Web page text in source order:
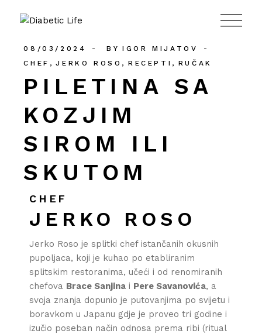
08/03/2024 BY IGOR MIJATOV
CHEF
JERKO ROSO RECEPTI RUČAK
PILETINA SA
KOZJIM
SIROM ILI
SKUTOM
CHEF
JERKO ROSO
Jerko Roso je splitki chef istančanih okusnih
pupoljaca, koji je kuhao po etabliranim
splitskim restoranima, učeći i od renomiranih
chefova Brace Sanjina i Pere Savanovića, a
svoja znanja dopunio je putovanjima po svijetu i
boravkom u Japanu gdje je proveo tri godine i
izučio poseban način odnosa prema ribi (ritual